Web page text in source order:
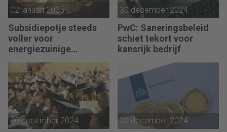
02 januari 2025
Subsidiepotje steeds
voller voor
energiezuinige
30 december 2024
PwC: Saneringsbeleid
schiet tekort voor
kansrijk bedrijf
30 december 2024 30 december 2024